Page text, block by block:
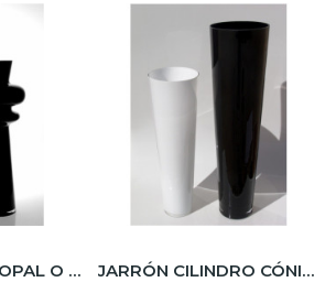
JARRÓN Alto En OPAL O NEGRO JARRÓN CILINDRO CÓNICO OPAL Ø.25 X H.90